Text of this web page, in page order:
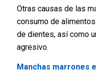
Otras causas de las
consumo de
de dientes, así como
agresivo.
Manchas marrones